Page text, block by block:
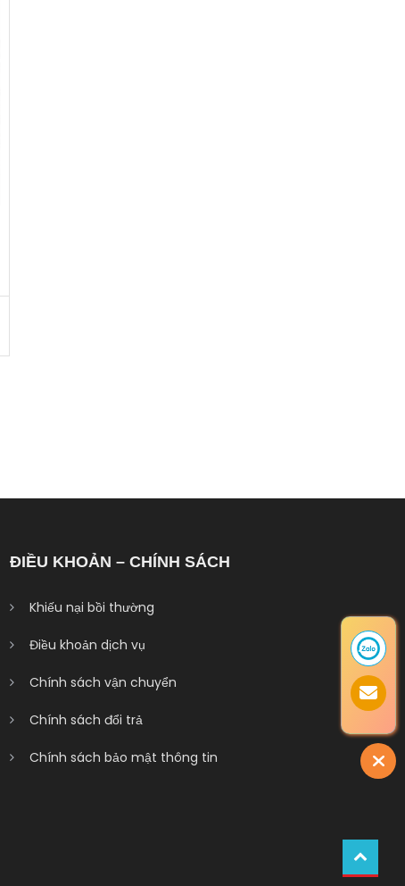
ĐIỀU KHOẢN – CHÍNH SÁCH
Khiếu nại bồi thường
Điều khoản dịch vụ
Chính sách vận chuyển
Chính sách đổi trả
Chính sách bảo mật thông tin